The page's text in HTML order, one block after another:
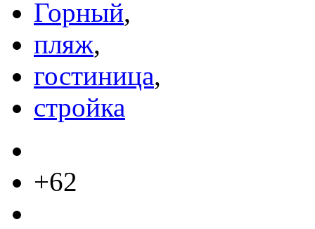
Горный,
пляж,
гостиница,
стройка
+62